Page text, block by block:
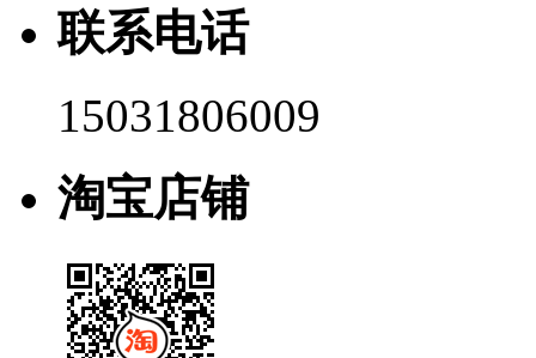
联系电话
15031806009
淘宝店铺